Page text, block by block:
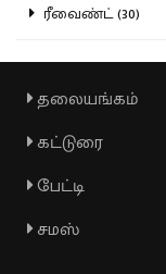
ரீவைண்ட் (30)
தலையங்கம்
கட்டுரை
பேட்டி
சமஸ்